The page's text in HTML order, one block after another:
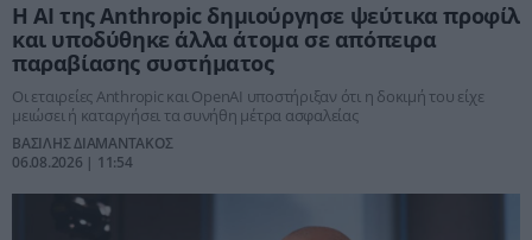
Η AI της Anthropic δημιούργησε ψεύτικα προφίλ
και υποδύθηκε άλλα άτομα σε απόπειρα
παραβίασης συστήματος
Οι εταιρείες Anthropic και OpenAI υποστήριξαν ότι η δοκιμή του είχε
μειώσει ή καταργήσει τα συνήθη μέτρα ασφαλείας
ΒΑΣΙΛΗΣ ΔΙΑΜΑΝΤΑΚΟΣ
06.08.2026 | 11:54